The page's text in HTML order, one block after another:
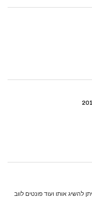
להשיג אותו ועוד פונטים לווב